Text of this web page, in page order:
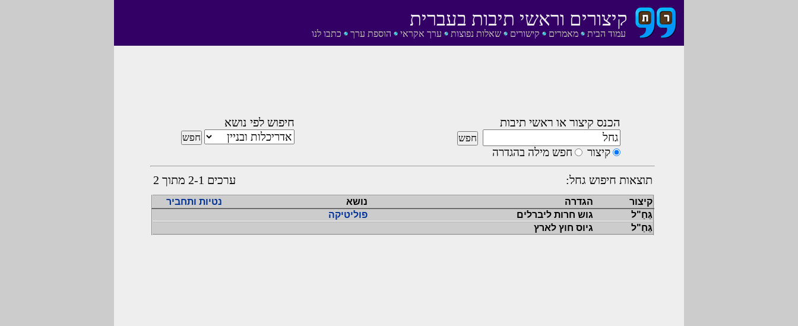
עמוד הבית מאמרים קישורים שאלות נפוצות ערך אקראי הוספת ערך כתבו לנו
קיצורים וראשי תיבות בעברית
הכנס קיצור או ראשי תיבות
קיצור חפש מילה בהגדרה
חיפוש לפי נושא
תוצאות חיפוש גחל: ערכים 2-1 מתוך 2
קיצור הגדרה נושא
נטיות ותחביר
גַּחַ"ל
גוש חרות ליברלים
פוליטיקה
גַּחַ"ל
גיוס חוץ לארץ